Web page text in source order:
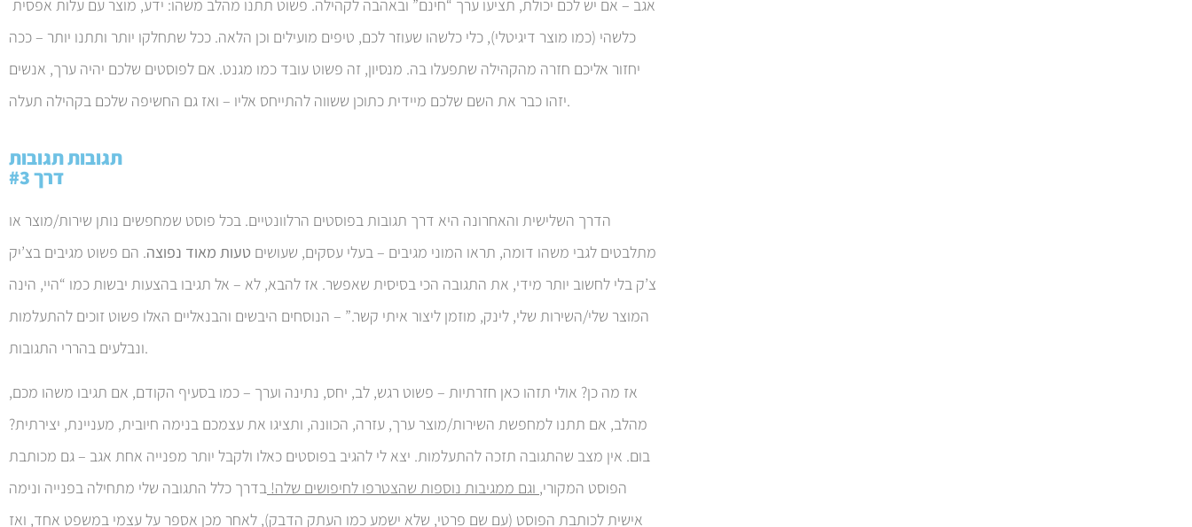
כלשהי (כמו מוצר דיגיטלי), כלי כלשהו שעוזר לכם, טיפים מועילים וכן הלאה. ככל שתחלקו יותר ותתנו יותר – ככה
יחזור אליכם חזרה מהקהילה שתפעלו בה. מנסיון, זה פשוט עובד כמו מגנט. אם לפוסטים שלכם יהיה ערך, אנשים
יזהו כבר את השם שלכם מיידית כתוכן ששווה להתייחס אליו – ואז גם החשיפה שלכם בקהילה תעלה.
תגובות תגובות
דרך #3
הדרך השלישית והאחרונה היא דרך תגובות בפוסטים הרלוונטיים. בכל פוסט שמחפשים נותן שירות/מוצר או
מתלבטים לגבי משהו דומה, תראו המוני מגיבים – בעלי עסקים, שעושים טעות מאוד נפוצה. הם פשוט מגיבים בצ’יק
צ’ק בלי לחשוב יותר מידי, את התגובה הכי בסיסית שאפשר. אז להבא, לא – אל תגיבו בהצעות יבשות כמו “היי, הינה
המוצר שלי/השירות שלי, לינק, מוזמן ליצור איתי קשר.” – הנוסחים היבשים והבנאליים האלו פשוט זוכים להתעלמות
ונבלעים בהררי התגובות.
אז מה כן? אולי תזהו כאן חזרתיות – פשוט רגש, לב, יחס, נתינה וערך – כמו בסעיף הקודם, אם תגיבו משהו מכם,
מהלב, אם תתנו למחפשת השירות/מוצר ערך, עזרה, הכוונה, ותציגו את עצמכם בנימה חיובית, מעניינת, יצירתית?
בום. אין מצב שהתגובה תזכה להתעלמות. יצא לי להגיב בפוסטים כאלו ולקבל יותר מפנייה אחת אגב – גם מכותבת
הפוסט המקורי, וגם ממגיבות נוספות שהצטרפו לחיפושים שלה! בדרך כלל התגובה שלי מתחילה בפנייה ונימה
אישית לכותבת הפוסט (עם שם פרטי, שלא ישמע כמו העתק הדבק), לאחר מכן אספר על עצמי במשפט אחד, ואז